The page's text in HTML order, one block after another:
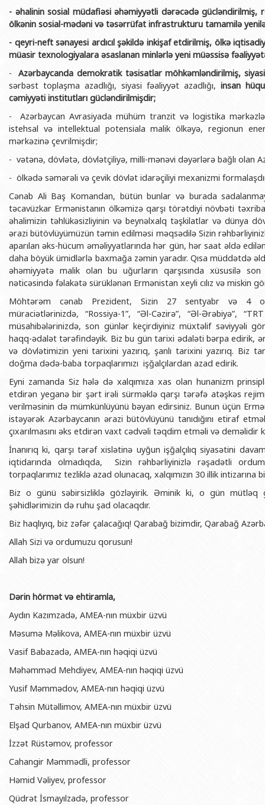
- əhalinin sosial müdafiəsi əhəmiyyətli dərəcədə gücləndirilmiş,
ölkənin sosial-mədəni və təsərrüfat infrastrukturu tamamilə
- qeyri-neft sənayesi ardıcıl şəkildə inkişaf etdirilmiş, ölkə
müasir texnologiyalara əsaslanan minlərlə yeni müəssisə
-Azərbaycanda demokratik təsisatlar möhkəmləndirilmiş,
sərbəst toplaşma azadlığı, siyasi fəaliyyət azadlığı, insan
cəmiyyəti institutları gücləndirilmişdir;
- Azərbaycan Avrasiyada mühüm tranzit və logistika
istehsal və intellektual potensiala malik ölkəyə, regionun
mərkəzinə çevrilmişdir;
- vətənə, dövlətə, dövlətçiliyə, milli-mənəvi dəyərlərə bağlı olan
- ölkədə səmərəli və çevik dövlət idarəçiliyi mexanizmi
Cənab Ali Baş Komandan, bütün bunlar və burada
təcavüzkar Ermənistanın ölkəmizə qarşı törətdiyi növbəti
əhalimizin təhlükəsizliyinin və beynəlxalq təşkilatlar və dünya
ərazi bütövlüyümüzün təmin edilməsi məqsədilə Sizin
aparılan əks-hücum əməliyyatlarında hər gün, hər saat əldə
daha böyük ümidlərlə baxmağa zəmin yaradır. Qısa müddətdə
əhəmiyyətə malik olan bu uğurların qarşısında xüsusilə
nəticəsində fəlakətə sürüklənən Ermənistan xeyli cılız və miskin
Möhtərəm cənab Prezident, Sizin 27 sentyabr və 4
müraciətlərinizdə, “Rossiya-1”, “Əl-Cəzirə”, “Əl-Ərəbiyə”,
müsahibələrinizdə, son günlər keçirdiyiniz müxtəlif səviyyəli
haqq-ədalət tərəfindəyik. Biz bu gün tarixi ədaləti bərpa edirik,
və dövlətimizin yeni tarixini yazırıq, şanlı tarixini yazırıq. Biz
doğma dədə-baba torpaqlarımızı işğalçılardan azad edirik.
Eyni zamanda Siz hələ də xalqımıza xas olan hunanizm
etdirən yeganə bir şərt irəli sürməklə qarşı tərəfə atəşkəs
verilməsinin də mümkünlüyünü bəyan edirsiniz. Bunun üçün
istəyərək Azərbaycanın ərazi bütövlüyünü tanıdığını etiraf
çıxarılmasını əks etdirən vaxt cədvəli təqdim etməli və deməlidir
İnanırıq ki, qarşı tərəf xislətinə uyğun işğalçılıq siyasətini
iqtidarında olmadıqda, Sizin rəhbərliyinizlə rəşadətli
torpaqlarımız tezliklə azad olunacaq, xalqımızın 30 illik intizarına
Biz o günü səbirsizliklə gözləyirik. Əminik ki, o gün mütləq
şəhidlərimizin də ruhu şad olacaqdır.
Biz haqlıyıq, biz zəfər çalacağıq! Qarabağ bizimdir, Qarabağ
Allah Sizi və ordumuzu qorusun!
Allah bizə yar olsun!
Dərin hörmət və ehtiramla,
Aydın Kazımzadə, AMEA-nın müxbir üzvü
Məsumə Məlikova, AMEA-nın müxbir üzvü
Vasif Babazadə, AMEA-nın həqiqi üzvü
Məhəmməd Mehdiyev, AMEA-nın həqiqi üzvü
Yusif Məmmədov, AMEA-nın həqiqi üzvü
Təhsin Mütəllimov, AMEA-nın müxbir üzvü
Elşad Qurbanov, AMEA-nın müxbir üzvü
İzzət Rüstəmov, professor
Cahangir Məmmədli, professor
Həmid Vəliyev, professor
Qüdrət İsmayılzadə, professor